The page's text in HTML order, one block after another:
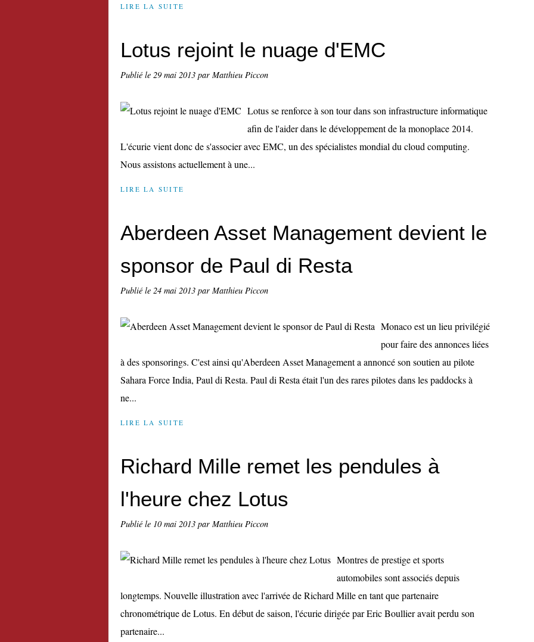
LIRE LA SUITE
Lotus rejoint le nuage d'EMC
Publié le 29 mai 2013 par Matthieu Piccon
Lotus se renforce à son tour dans son infrastructure informatique
afin de l'aider dans le développement de la monoplace 2014.
L'écurie vient donc de s'associer avec EMC, un des spécialistes mondial du cloud computing.
Nous assistons actuellement à une...
LIRE LA SUITE
Aberdeen Asset Management devient le
sponsor de Paul di Resta
Publié le 24 mai 2013 par Matthieu Piccon
Monaco est un lieu privilégié
pour faire des annonces liées
à des sponsorings. C'est ainsi qu'Aberdeen Asset Management a annoncé son soutien au pilote
Sahara Force India, Paul di Resta. Paul di Resta était l'un des rares pilotes dans les paddocks à
ne...
LIRE LA SUITE
Richard Mille remet les pendules à
l'heure chez Lotus
Publié le 10 mai 2013 par Matthieu Piccon
Montres de prestige et sports
automobiles sont associés depuis
longtemps. Nouvelle illustration avec l'arrivée de Richard Mille en tant que partenaire
chronométrique de Lotus. En début de saison, l'écurie dirigée par Eric Boullier avait perdu son
partenaire...